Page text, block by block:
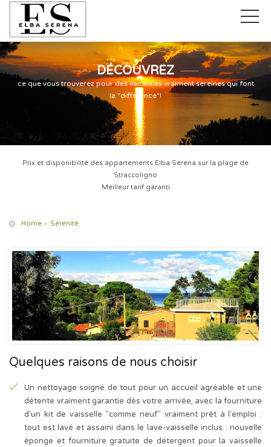
DÉCOUVREZ
ce que vous trouverez pour des vacances vraiment sereines qui font
la "différence"!
Prix et disponibilité des appartements Elba Serena sur la plage de
Straccoligno
Meilleur tarif garanti
Home Sérénité
Quelques raisons de nous choisir
Un nettoyage soigné de tout pour un accueil agréable et une
détente vraiment garantie dès votre arrivée, avec la fourniture
d'un kit de vaisselle "comme neuf" vraiment prêt à l'emploi :
tout est lavé et assaini dans le lave-vaisselle inclus : nouvelle
éponge et fourniture gratuite de détergent pour la vaisselle